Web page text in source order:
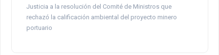
Justicia a la resolución del Comité de Ministros que
rechazó la calificación ambiental del proyecto minero
portuario